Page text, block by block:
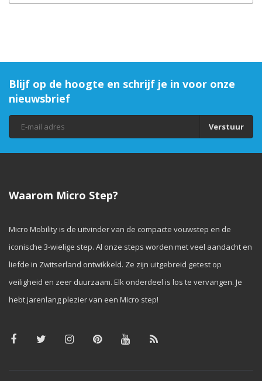
Blijf op de hoogte en schrijf je in voor onze
nieuwsbrief
Verstuur
Waarom Micro Step?
Micro Mobility is de uitvinder van de compacte vouwstep en de
iconische 3-wielige step. Al onze steps worden met veel aandacht en
liefde in Zwitserland ontwikkeld. Ze zijn uitgebreid getest op
veiligheid en zeer duurzaam. Elk onderdeel is los te vervangen. Je
hebt jarenlang plezier van een Micro step!